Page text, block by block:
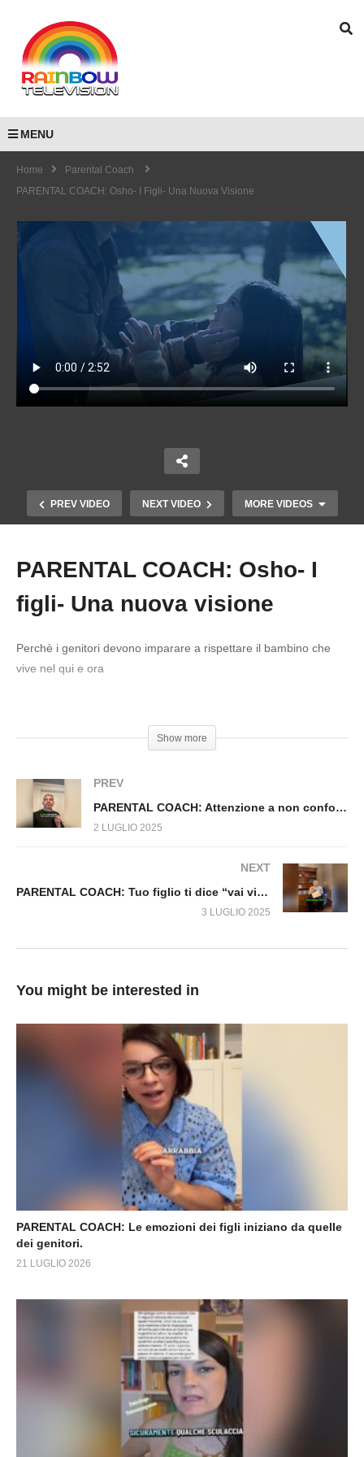
MENU
Home
Parental Coach
PARENTAL COACH: Osho- I Figli- Una Nuova Visione
PREV VIDEO NEXT VIDEO MORE VIDEOS
Copy Embed Code
PARENTAL COACH: Osho- I
figli- Una nuova visione
Perchè i genitori devono imparare a rispettare il bambino che
vive nel qui e ora
Show more
PREV
PARENTAL COACH: Attenzione a non confondere tuo figlio
2 LUGLIO 2025
NEXT
PARENTAL COACH: Tuo figlio ti dice “vai via!”? Ascolta quello che nessuno ti dice.
3 LUGLIO 2025
You might be interested in
PARENTAL COACH: Le emozioni dei figli iniziano da quelle
dei genitori.
21 LUGLIO 2026